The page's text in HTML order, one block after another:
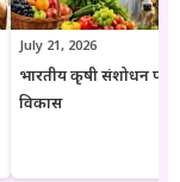
July 21, 2026
भारतीय कृषी संशोधन
विकास